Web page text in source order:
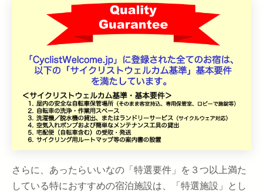
さらに、あったらいいなの「特選要件」を３つ以上満た
している特におすすめの宿泊施設は、「特選施設」とし